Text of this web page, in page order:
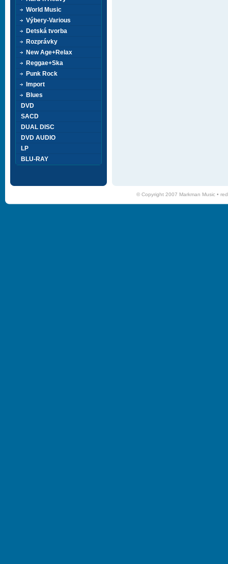
World Music
Výbery-Various
Detská tvorba
Rozprávky
New Age+Relax
Reggae+Ska
Punk Rock
Import
Blues
DVD
SACD
DUAL DISC
DVD AUDIO
LP
BLU-RAY
© Copyright 2007 Markman Music •